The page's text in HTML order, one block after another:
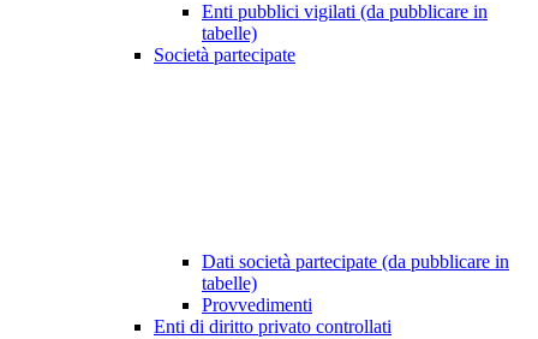
Enti pubblici vigilati (da pubblicare in
tabelle)
Società partecipate
Dati società partecipate (da pubblicare in
tabelle)
Provvedimenti
Enti di diritto privato controllati